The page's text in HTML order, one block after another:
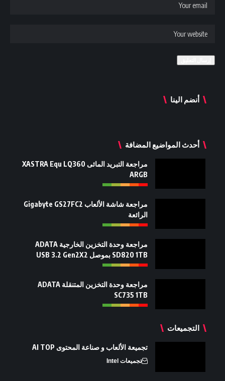
أنضم الينا
أحدث المواضيع المضافة
مراجعة التبريد المائى XASTRA Equ LQ360
ARGB
مراجعة شاشة الألعاب Gigabyte GS27FC2
الرائعة
مراجعة وحدة التخزين الخارجية ADATA
SD820 1TB بموصل USB 3.2 Gen2X2
مراجعة وحدة التخزين المتنقلة ADATA
SC735 1TB
التجميعات
تجميعة الألعاب و صناعة المحتوى AI TOP
تجميعات Intel